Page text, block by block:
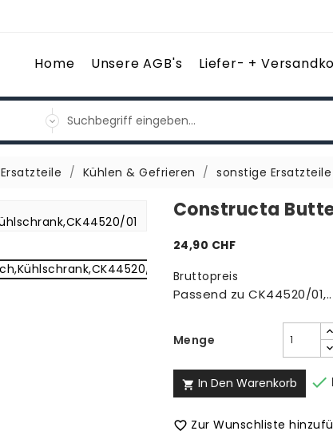
Home Unsere AGB's Liefer- +
Ersatzteile Kühlen & Gefrieren sonstige Ersatzteile
Constructa
24,90 CHF
Bruttopreis
Passend zu CK44520/01,..
Menge
 In Den Warenkorb 
 Zur Wunschliste